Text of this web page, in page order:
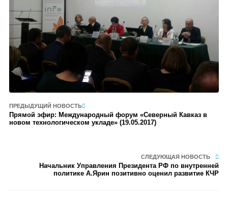
ПРЕДЫДУЩИЙ НОВОСТЬ
Прямой эфир: Международный форум «Северный Кавказ в
новом технологическом укладе» (19.05.2017)
СЛЕДУЮЩАЯ НОВОСТЬ
Начальник Управления Президента РФ по внутренней
политике А.Ярин позитивно оценил развитие КЧР